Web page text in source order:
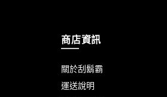
商店資訊
關於刮鬍霸
運送說明